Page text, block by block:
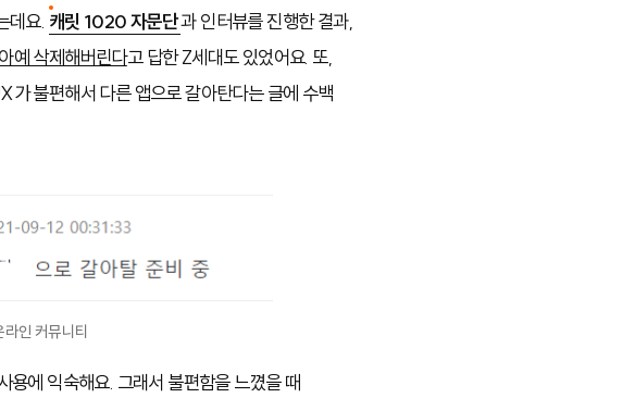
데요. 캐릿 1020 자문단과 인터뷰를 진행한 결과,
아예 삭제해버린다고 답한 Z세대도 있었어요. 또,
불편해서 다른 앱으로 갈아탄다는 글에 수백
라인 커뮤니티
용에 익숙해요. 그래서 불편함을 느꼈을 때